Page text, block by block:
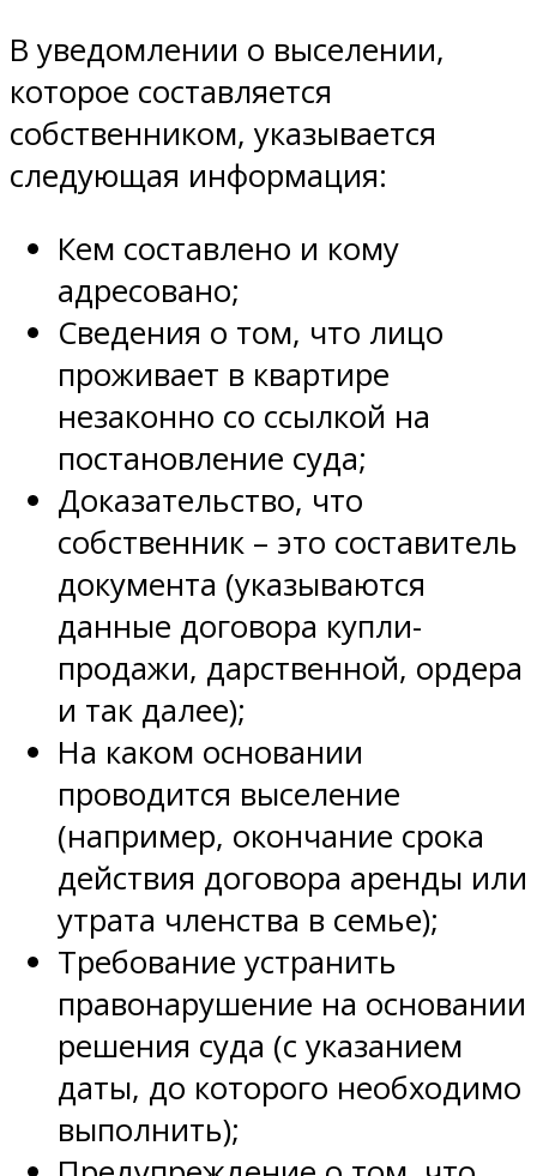
В уведомлении о выселении,
которое составляется
собственником, указывается
следующая информация:
Кем составлено и кому
адресовано;
Сведения о том, что лицо
проживает в квартире
незаконно со ссылкой на
постановление суда;
Доказательство, что
собственник – это составитель
документа (указываются
данные договора купли-
продажи, дарственной, ордера
и так далее);
На каком основании
проводится выселение
(например, окончание срока
действия договора аренды или
утрата членства в семье);
Требование устранить
правонарушение на основании
решения суда (с указанием
даты, до которого необходимо
выполнить);